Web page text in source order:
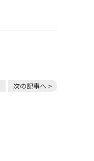
次の記事へ >